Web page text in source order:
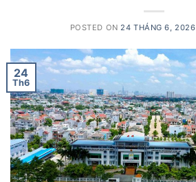
POSTED ON24 THÁNG 6, 2026
24
Th6